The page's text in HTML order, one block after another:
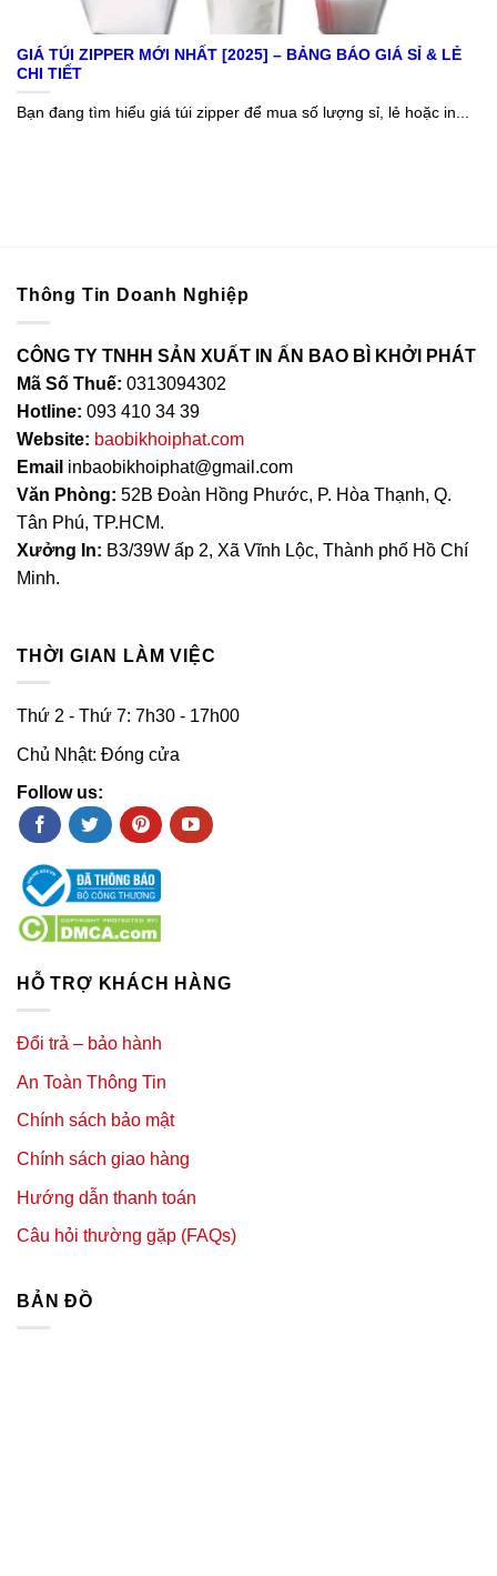
GIÁ TÚI ZIPPER MỚI NHẤT [2025] – BẢNG BÁO GIÁ SỈ & LẺ
CHI TIẾT
Bạn đang tìm hiểu giá túi zipper để mua số lượng sỉ, lẻ hoặc in...
Thông Tin Doanh Nghiệp
CÔNG TY TNHH SẢN XUẤT IN ẤN BAO BÌ KHỞI PHÁT
Mã Số Thuế: 0313094302
Hotline: 093 410 34 39
Website: baobikhoiphat.com
Email inbaobikhoiphat@gmail.com
Văn Phòng: 52B Đoàn Hồng Phước, P. Hòa Thạnh, Q.
Tân Phú, TP.HCM.
Xưởng In: B3/39W ấp 2, Xã Vĩnh Lộc, Thành phố Hồ Chí
Minh.
THỜI GIAN LÀM VIỆC
Thứ 2 - Thứ 7: 7h30 - 17h00
Chủ Nhật: Đóng cửa
Follow us:
HỖ TRỢ KHÁCH HÀNG
Đổi trả – bảo hành
An Toàn Thông Tin
Chính sách bảo mật
Chính sách giao hàng
Hướng dẫn thanh toán
Câu hỏi thường gặp (FAQs)
BẢN ĐỒ